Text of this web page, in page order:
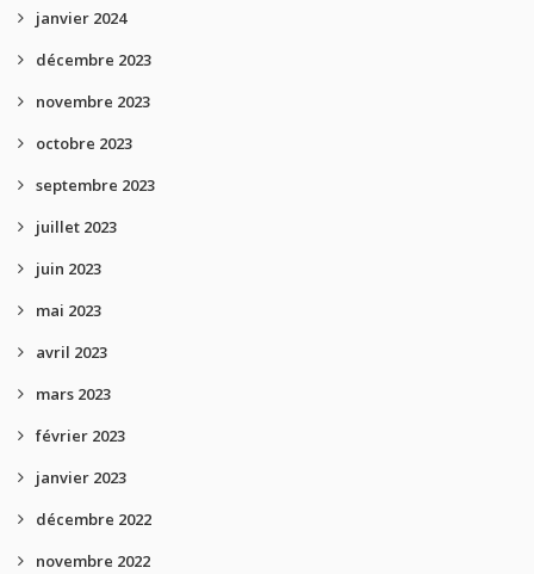
janvier 2024
décembre 2023
novembre 2023
octobre 2023
septembre 2023
juillet 2023
juin 2023
mai 2023
avril 2023
mars 2023
février 2023
janvier 2023
décembre 2022
novembre 2022